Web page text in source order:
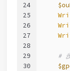
24
25
26
27
28
29
30
#